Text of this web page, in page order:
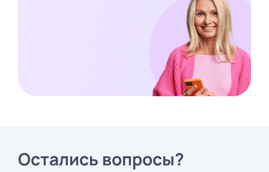
Остались вопросы?